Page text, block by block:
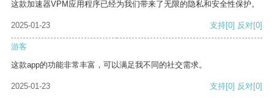
这款加速器VPM应用程序已经为我们带来了无限的隐私和安全性保护。
2025-01-23 支持[0] 反对[0]
游客
这款app的功能非常丰富，可以满足我不同的社交需求。
2025-01-23 支持[0] 反对[0]